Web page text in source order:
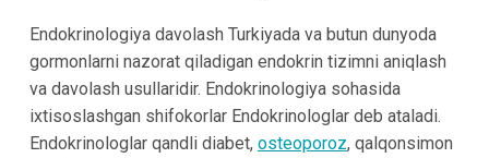
Endokrinologiya davolash Turkiyada va butun dunyoda
gormonlarni nazorat qiladigan endokrin tizimni aniqlash
va davolash usullaridir. Endokrinologiya sohasida
ixtisoslashgan shifokorlar Endokrinologlar deb ataladi.
Endokrinologlar qandli diabet, osteoporoz, qalqonsimon